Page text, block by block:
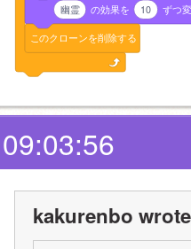
幽霊 の効果を 10 ずつ
このクローンを削除する
kakurenbo